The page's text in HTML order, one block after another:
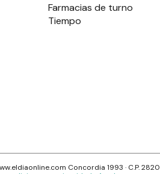
Farmacias de turno
Tiempo
eldiaonline.com Concordia 1993 · C.P.2820